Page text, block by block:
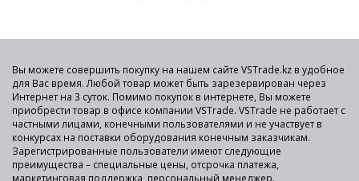
Вы можете совершить покупку на нашем сайте VSTrade.kz в удобное
для Вас время. Любой товар может быть зарезервирован через
Интернет на 3 суток. Помимо покупок в интернете, Вы можете
приобрести товар в офисе компании VSTrade. VSTrade не работает с
частными лицами, конечными пользователями и не участвует в
конкурсах на поставки оборудования конечным заказчикам.
Зарегистрированные пользователи имеют следующие
преимущества – специальные цены, отсрочка платежа,
маркетинговая поддержка, персональный менеджер.